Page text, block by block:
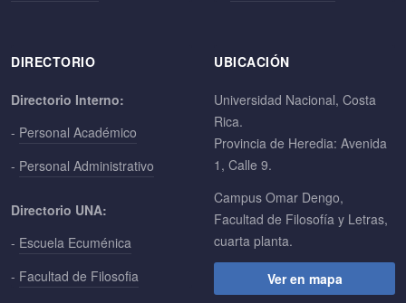
DIRECTORIO
Directorio Interno:
- Personal Académico
- Personal Administrativo
Directorio UNA:
- Escuela Ecuménica
- Facultad de Filosofia
UBICACIÓN
Universidad Nacional, Costa
Rica.
Provincia de Heredia: Avenida
1, Calle 9.
Campus Omar Dengo,
Facultad de Filosofía y Letras,
cuarta planta.
Ver en mapa